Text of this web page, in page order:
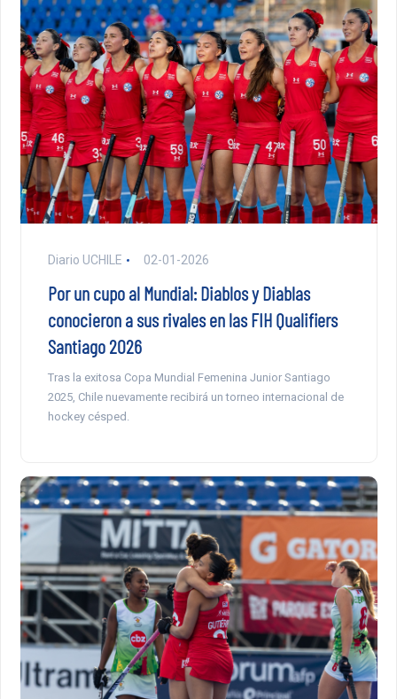
Diario UCHILE 02-01-2026
Por un cupo al Mundial: Diablos y Diablas
conocieron a sus rivales en las FIH Qualifiers
Santiago 2026
Tras la exitosa Copa Mundial Femenina Junior Santiago
2025, Chile nuevamente recibirá un torneo internacional de
hockey césped.